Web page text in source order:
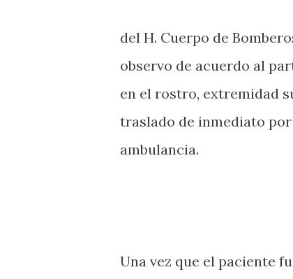
del H. Cuerpo de
observo de acuerdo al
en el rostro, extremidad
traslado de inmediato
ambulancia.
Una vez que el paciente